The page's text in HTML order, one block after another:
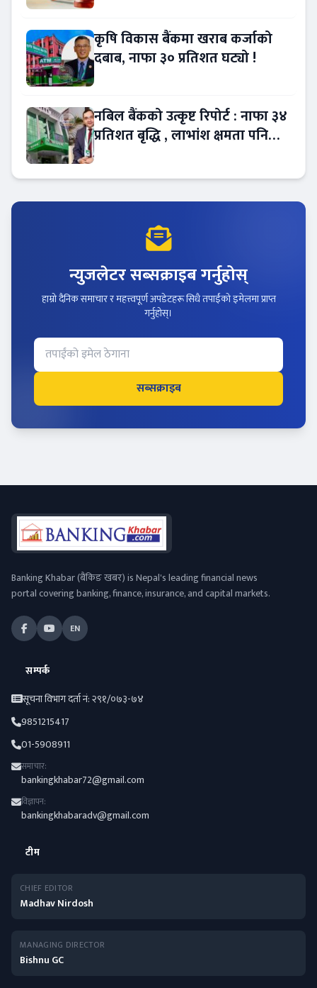
कृषि विकास बैंकमा खराब कर्जाको
दबाब, नाफा ३० प्रतिशत घट्यो !
नबिल बैंकको उत्कृष्ट रिपोर्ट : नाफा ३४
प्रतिशत बृद्धि , लाभांश क्षमता पनि
न्युजलेटर सब्सक्राइब गर्नुहोस्
हाम्रो दैनिक समाचार र महत्त्वपूर्ण अपडेटहरू सिधै तपाईंको इमेलमा प्राप्त
गर्नुहोस्।
सब्सक्राइब
Banking Khabar (बैंकिङ खबर) is Nepal's leading financial news
portal covering banking, finance, insurance, and capital markets.
EN
सम्पर्क
सूचना विभाग दर्ता नं: २९१/०७३-७४
9851215417
01-5908911
समाचार:
bankingkhabar72@gmail.com
विज्ञापन:
bankingkhabaradv@gmail.com
टीम
CHIEF EDITOR
Madhav Nirdosh
MANAGING DIRECTOR
Bishnu GC